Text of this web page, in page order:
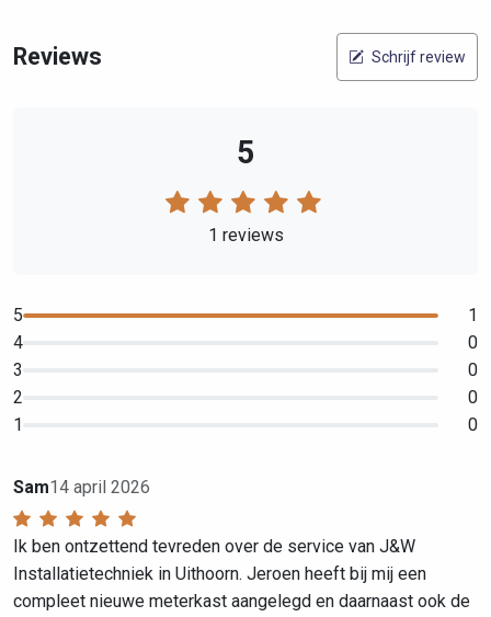
Reviews Schrijf review
5
1 reviews
5
1
4
0
3
0
2
0
1
0
Sam14 april 2026
Ik ben ontzettend tevreden over de service van J&W
Installatietechniek in Uithoorn. Jeroen heeft bij mij een
compleet nieuwe meterkast aangelegd en daarnaast ook de